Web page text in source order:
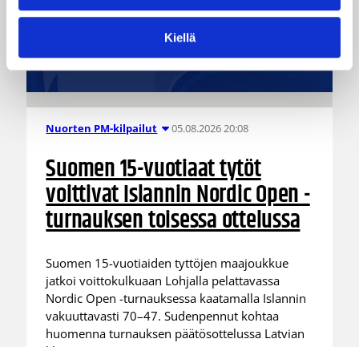
Kiellä
Nuorten PM-kilpailut 05.08.2026 20:08
Suomen 15-vuotiaat tytöt
voittivat Islannin Nordic Open -
turnauksen toisessa ottelussa
Suomen 15-vuotiaiden tyttöjen maajoukkue
jatkoi voittokulkuaan Lohjalla pelattavassa
Nordic Open -turnauksessa kaatamalla Islannin
vakuuttavasti 70–47. Sudenpennut kohtaa
huomenna turnauksen päätösottelussa Latvian